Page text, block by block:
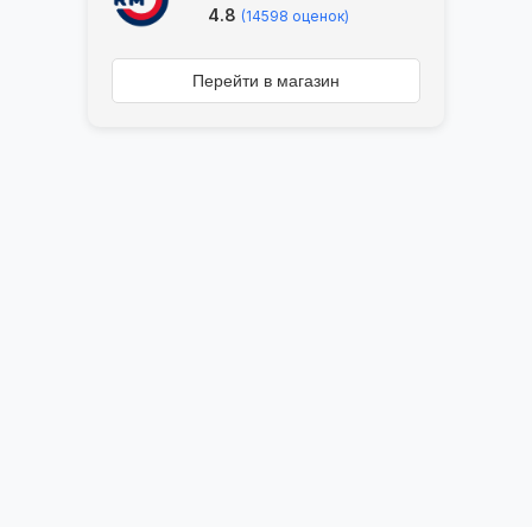
4.8 (14598 оценок)
Перейти в магазин